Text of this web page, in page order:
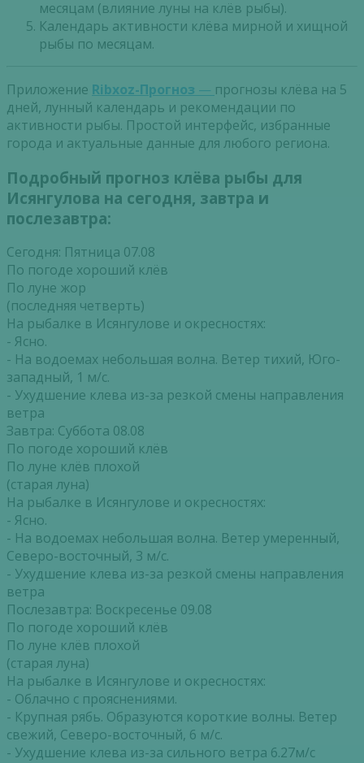
месяцам (влияние луны на клёв рыбы).
Календарь активности клёва мирной и хищной
рыбы по месяцам.
Приложение Ribxoz-Прогноз — прогнозы клёва на 5
дней, лунный календарь и рекомендации по
активности рыбы. Простой интерфейс, избранные
города и актуальные данные для любого региона.
Подробный прогноз клёва рыбы для
Исянгулова на сегодня, завтра и
послезавтра:
Сегодня: Пятница 07.08
По погоде хороший клёв
По луне жор
(последняя четверть)
На рыбалке в Исянгулове и окресностях:
- Ясно.
- На водоемах небольшая волна. Ветер тихий, Юго-
западный, 1 м/с.
- Ухудшение клева из-за резкой смены направления
ветра
Завтра: Суббота 08.08
По погоде хороший клёв
По луне клёв плохой
(старая луна)
На рыбалке в Исянгулове и окресностях:
- Ясно.
- На водоемах небольшая волна. Ветер умеренный,
Северо-восточный, 3 м/с.
- Ухудшение клева из-за резкой смены направления
ветра
Послезавтра: Воскресенье 09.08
По погоде хороший клёв
По луне клёв плохой
(старая луна)
На рыбалке в Исянгулове и окресностях:
- Облачно с прояснениями.
- Крупная рябь. Образуются короткие волны. Ветер
свежий, Северо-восточный, 6 м/с.
- Ухудшение клева из-за сильного ветра 6.27м/с